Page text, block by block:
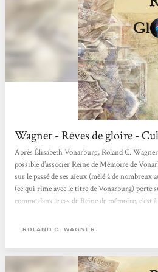
Wagner - Rêves de gloire -
Après Élisabeth Vonarburg, Roland C.
possible d'associer Reine de Mémoire de
sur le passé de ses aïeux (mêlé à de nombreux
(ce qui rime avec le titre de Vonarburg) porte
comme dans le cas de Reine de mémoire,
dans tous les sens du mot. Ni l'un ni l'autre
ROLAND C. WAGNER